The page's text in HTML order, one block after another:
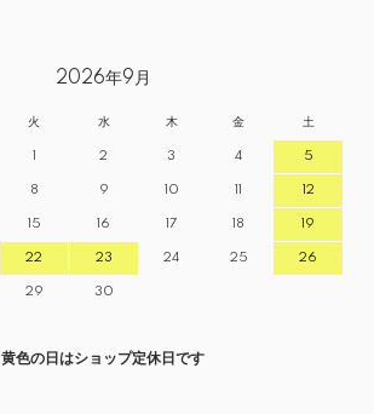
2026年9月
火 水 木 金 土
1 2 3 4 5
8 9 10 11 12
15 16 17 18 19
22 23 24 25 26
29 30
黄色の日はショップ定休日です